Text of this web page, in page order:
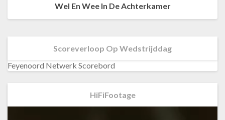
Wel En Wee In De Achterkamer
Scoreverloop Op Wedstrijddag
Feyenoord Netwerk Scorebord
HiFiFootage